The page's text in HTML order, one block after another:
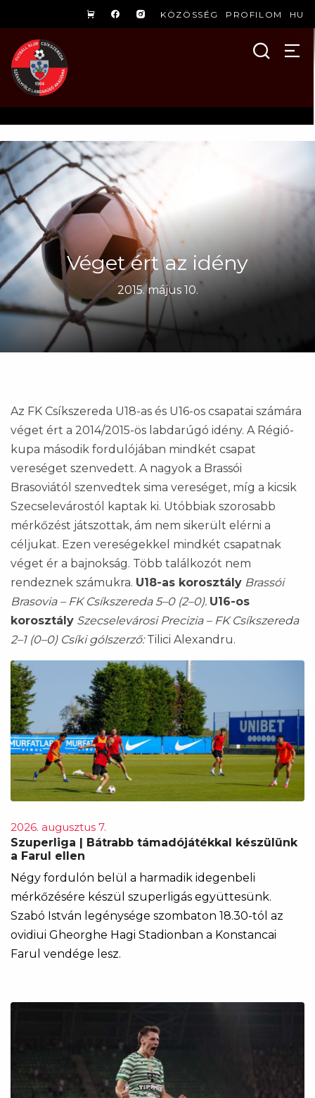
KÖZÖSSÉG PROFILOM HU
Véget ért az idény
2015. május 10.
Az FK Csíkszereda U18-as és U16-os csapatai számára
véget ért a 2014/2015-ös labdarúgó idény. A Régió-
kupa második fordulójában mindkét csapat
vereséget szenvedett. A nagyok a Brassói
Brasoviától szenvedtek sima vereséget, míg a kicsik
Szecselevárostól kaptak ki. Utóbbiak szorosabb
mérkőzést játszottak, ám nem sikerült elérni a
céljukat. Ezen vereségekkel mindkét csapatnak
véget ér a bajnokság. Több találkozót nem
rendeznek számukra. U18-as korosztály Brassói
Brasovia – FK Csíkszereda 5–0 (2–0). U16-os
korosztály Szecselevárosi Precizia – FK Csíkszereda
2–1 (0–0) Csíki gólszerző:Tilici Alexandru.
2026. augusztus 7.
Szuperliga | Bátrabb támadójátékkal készülünk
a Farul ellen
Négy fordulón belül a harmadik idegenbeli
mérkőzésére készül szuperligás együttesünk.
Szabó István legénysége szombaton 18.30-tól az
ovidiui Gheorghe Hagi Stadionban a Konstancai
Farul vendége lesz.